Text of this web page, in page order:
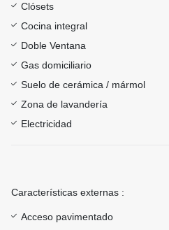
Clósets
Cocina integral
Doble Ventana
Gas domiciliario
Suelo de cerámica / mármol
Zona de lavandería
Electricidad
Características externas :
Acceso pavimentado